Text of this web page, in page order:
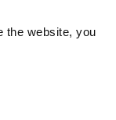
the website, you